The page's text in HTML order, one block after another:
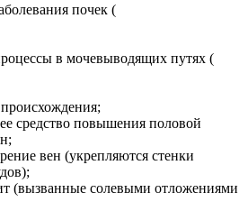
почек (
в мочевыводящих путях (
средство повышения половой
вен (укрепляются стенки
(вызванные солевыми отложениями